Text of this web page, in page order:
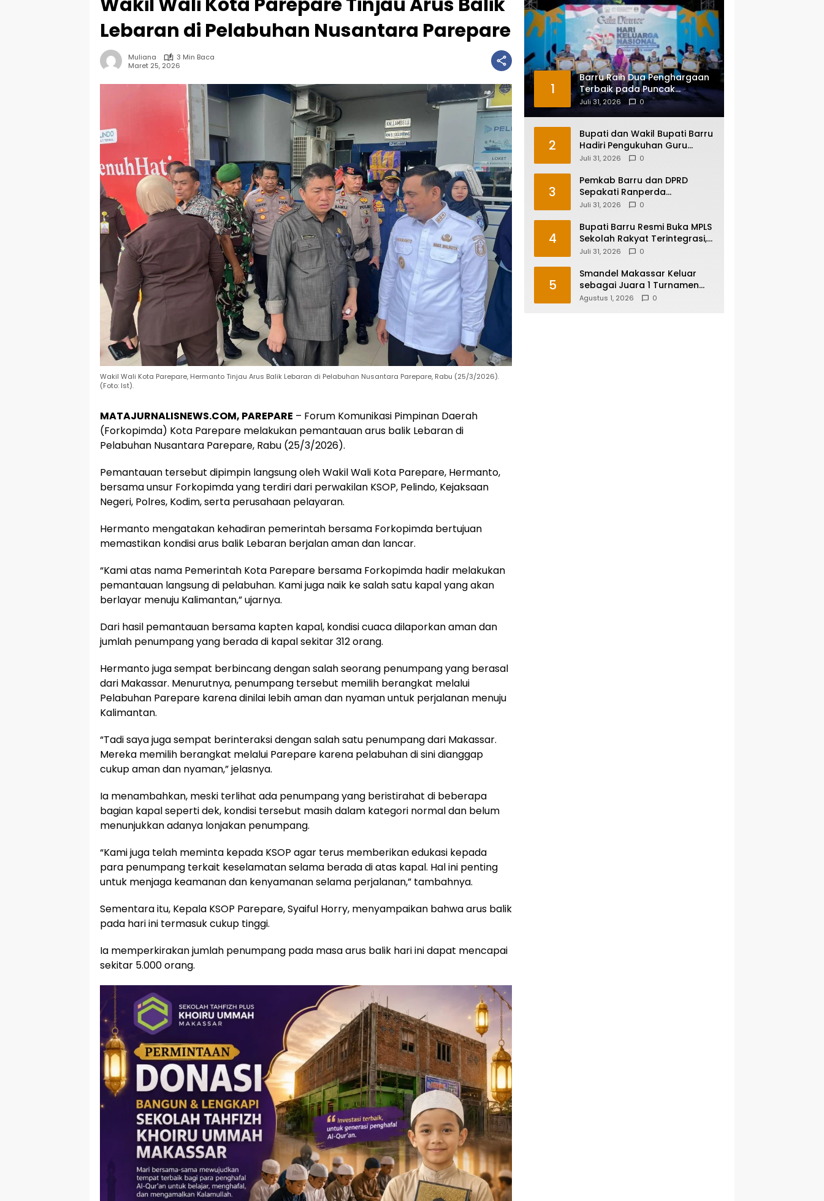
Lebaran di Pelabuhan Nusantara Parepare
Muliana
3 Min Baca
Maret 25, 2026
Wakil Wali Kota Parepare, Hermanto Tinjau Arus Balik Lebaran di Pelabuhan Nusantara Parepare, Rabu (25/3/2026).
(Foto: Ist).
MATAJURNALISNEWS.COM, PAREPARE – Forum Komunikasi Pimpinan Daerah
(Forkopimda) Kota Parepare melakukan pemantauan arus balik Lebaran di
Pelabuhan Nusantara Parepare, Rabu (25/3/2026).
Pemantauan tersebut dipimpin langsung oleh Wakil Wali Kota Parepare, Hermanto,
bersama unsur Forkopimda yang terdiri dari perwakilan KSOP, Pelindo, Kejaksaan
Negeri, Polres, Kodim, serta perusahaan pelayaran.
Hermanto mengatakan kehadiran pemerintah bersama Forkopimda bertujuan
memastikan kondisi arus balik Lebaran berjalan aman dan lancar.
“Kami atas nama Pemerintah Kota Parepare bersama Forkopimda hadir melakukan
pemantauan langsung di pelabuhan. Kami juga naik ke salah satu kapal yang akan
berlayar menuju Kalimantan,” ujarnya.
Dari hasil pemantauan bersama kapten kapal, kondisi cuaca dilaporkan aman dan
jumlah penumpang yang berada di kapal sekitar 312 orang.
Hermanto juga sempat berbincang dengan salah seorang penumpang yang berasal
dari Makassar. Menurutnya, penumpang tersebut memilih berangkat melalui
Pelabuhan Parepare karena dinilai lebih aman dan nyaman untuk perjalanan menuju
Kalimantan.
“Tadi saya juga sempat berinteraksi dengan salah satu penumpang dari Makassar.
Mereka memilih berangkat melalui Parepare karena pelabuhan di sini dianggap
cukup aman dan nyaman,” jelasnya.
Ia menambahkan, meski terlihat ada penumpang yang beristirahat di beberapa
bagian kapal seperti dek, kondisi tersebut masih dalam kategori normal dan belum
menunjukkan adanya lonjakan penumpang.
“Kami juga telah meminta kepada KSOP agar terus memberikan edukasi kepada
para penumpang terkait keselamatan selama berada di atas kapal. Hal ini penting
untuk menjaga keamanan dan kenyamanan selama perjalanan,” tambahnya.
Sementara itu, Kepala KSOP Parepare, Syaiful Horry, menyampaikan bahwa arus balik
pada hari ini termasuk cukup tinggi.
Ia memperkirakan jumlah penumpang pada masa arus balik hari ini dapat mencapai
sekitar 5.000 orang.
1
Barru Raih Dua Penghargaan
Terbaik pada Puncak
Harganas ke-33 Tingkat
Sulawesi Selatan
Juli 31, 2026 0
2
Bupati dan Wakil Bupati Barru
Hadiri Pengukuhan Guru
Besar UNM, Apresiasi Capaian
Juli 31, 2026 0
3
Pemkab Barru dan DPRD
Sepakati Ranperda
Pertanggungjawaban APBD
Kelola dan Perlindungan Anak
Juli 31, 2026 0
4
Bupati Barru Resmi Buka MPLS
Sekolah Rakyat Terintegrasi,
Tegaskan Pendidikan Kunci
Juli 31, 2026 0
5
Smandel Makassar Keluar
sebagai Juara 1 Turnamen
Futsal Smansa Cup Vol. 13
Agustus 1, 2026 0